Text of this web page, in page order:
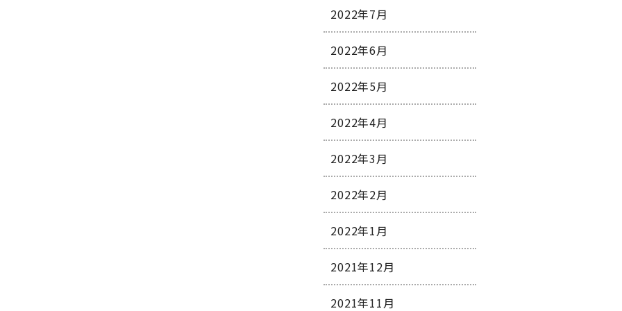
2022年7月
2022年6月
2022年5月
2022年4月
2022年3月
2022年2月
2022年1月
2021年12月
2021年11月